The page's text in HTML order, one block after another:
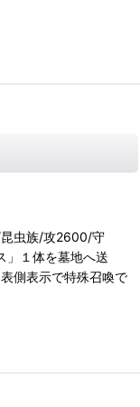
虫族/攻2600/守
」１体を墓地へ送
側表示で特殊召喚で